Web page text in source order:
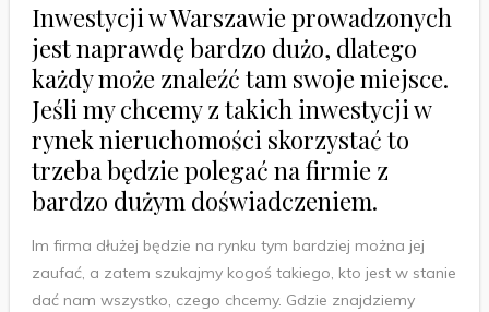
Inwestycji w Warszawie prowadzonych
jest naprawdę bardzo dużo, dlatego
każdy może znaleźć tam swoje miejsce.
Jeśli my chcemy z takich inwestycji w
rynek nieruchomości skorzystać to
trzeba będzie polegać na firmie z
bardzo dużym doświadczeniem.
Im firma dłużej będzie na rynku tym bardziej można jej
zaufać, a zatem szukajmy kogoś takiego, kto jest w stanie
dać nam wszystko, czego chcemy. Gdzie znajdziemy